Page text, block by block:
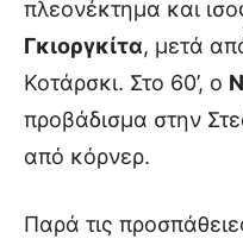
πλεονέκτημα και
Γκιοργκίτα, μετά
Κοτάρσκι. Στο 60’, ο
προβάδισμα στην
από κόρνερ.
Παρά τις